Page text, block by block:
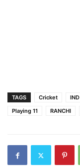
TAGS Cricket
Playing 11
RANCHI